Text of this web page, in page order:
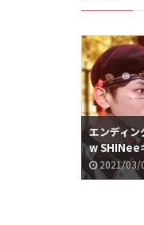
エンディン
w SHINee
話題に
2021/03/